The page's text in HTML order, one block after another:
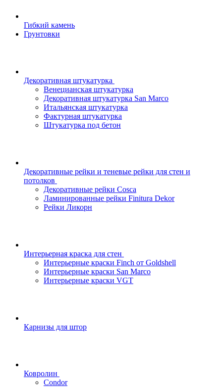
Гибкий камень
Грунтовки
Декоративная штукатурка
Венецианская штукатурка
Декоративная штукатурка San Marco
Итальянская штукатурка
Фактурная штукатурка
Штукатурка под бетон
Декоративные рейки и теневые рейки для стен и
потолков
Декоративные рейки Cosca
Ламинированные рейки Finitura Dekor
Рейки Ликорн
Интерьерная краска для стен
Интерьерные краски Finch от Goldshell
Интерьерные краски San Marco
Интерьерные краски VGT
Карнизы для штор
Ковролин
Condor